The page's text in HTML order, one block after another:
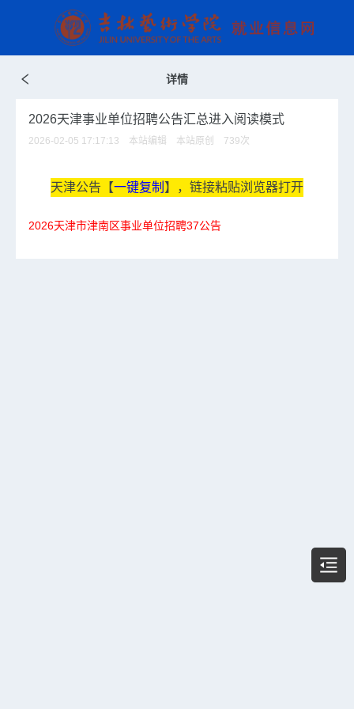
详情
2026天津事业单位招聘公告汇总进入阅读模式
2026-02-05 17:17:13 本站编辑 本站原创 739次
天津公告【一键复制 】，链接粘贴浏览器打开
2026天津市津南区事业单位招聘37公告